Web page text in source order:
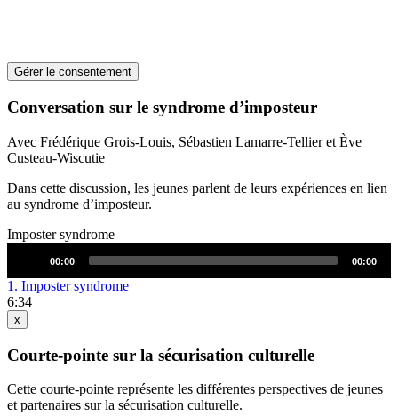
Gérer le consentement
Conversation sur le syndrome d’imposteur
Avec Frédérique Grois-Louis, Sébastien Lamarre-Tellier et Ève
Custeau-Wiscutie
Dans cette discussion, les jeunes parlent de leurs expériences en lien
au syndrome d’imposteur.
Imposter syndrome
00:00 00:00
1. Imposter syndrome
6:34
x
Courte-pointe sur la sécurisation culturelle
Cette courte-pointe représente les différentes perspectives de jeunes
et partenaires sur la sécurisation culturelle.